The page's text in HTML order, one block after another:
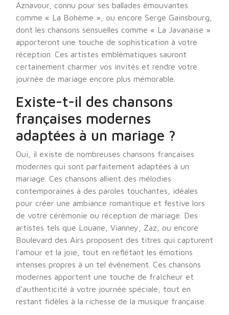
Aznavour, connu pour ses ballades émouvantes
comme « La Bohème », ou encore Serge Gainsbourg,
dont les chansons sensuelles comme « La Javanaise »
apporteront une touche de sophistication à votre
réception. Ces artistes emblématiques sauront
certainement charmer vos invités et rendre votre
journée de mariage encore plus mémorable.
Existe-t-il des chansons
françaises modernes
adaptées à un mariage ?
Oui, il existe de nombreuses chansons françaises
modernes qui sont parfaitement adaptées à un
mariage. Ces chansons allient des mélodies
contemporaines à des paroles touchantes, idéales
pour créer une ambiance romantique et festive lors
de votre cérémonie ou réception de mariage. Des
artistes tels que Louane, Vianney, Zaz, ou encore
Boulevard des Airs proposent des titres qui capturent
l’amour et la joie, tout en reflétant les émotions
intenses propres à un tel événement. Ces chansons
modernes apportent une touche de fraîcheur et
d’authenticité à votre journée spéciale, tout en
restant fidèles à la richesse de la musique française.